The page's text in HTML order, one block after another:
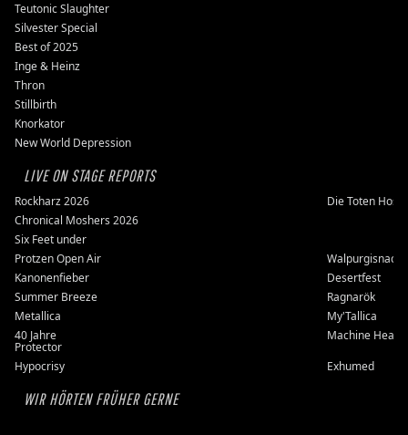
Teutonic Slaughter
Silvester Special
Best of 2025
Inge & Heinz
Thron
Stillbirth
Knorkator
New World Depression
LIVE ON STAGE REPORTS
Rockharz 2026
Die Toten
Chronical Moshers 2026
Six Feet under
Protzen Open Air
Walpurgisnacht
Kanonenfieber
Desertfest
Summer Breeze
Ragnarök
Metallica
My'Tallica
40 Jahre
Protector
Machine Head
Hypocrisy
Exhumed
WIR HÖRTEN FRÜHER GERNE